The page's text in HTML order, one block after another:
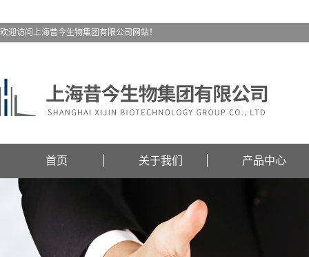
欢迎访问上海昔今生物集团有限公司网站！
首页 关于我们 产品中心